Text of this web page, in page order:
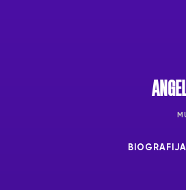
BIOGRAFIJA